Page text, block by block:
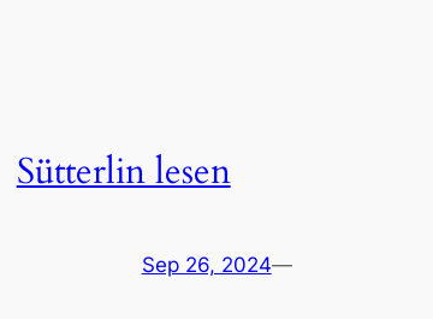
Sütterlin lesen
Sep 26, 2024—